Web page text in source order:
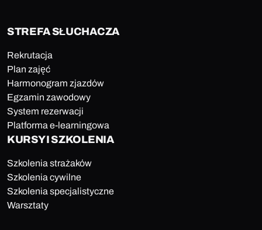
STREFA SŁUCHACZA
Rekrutacja
Plan zajęć
Harmonogram zjazdów
Egzamin zawodowy
System rezerwacji
Platforma e-learningowa
KURSY I SZKOLENIA
Szkolenia strażaków
Szkolenia cywilne
Szkolenia specjalistyczne
Warsztaty